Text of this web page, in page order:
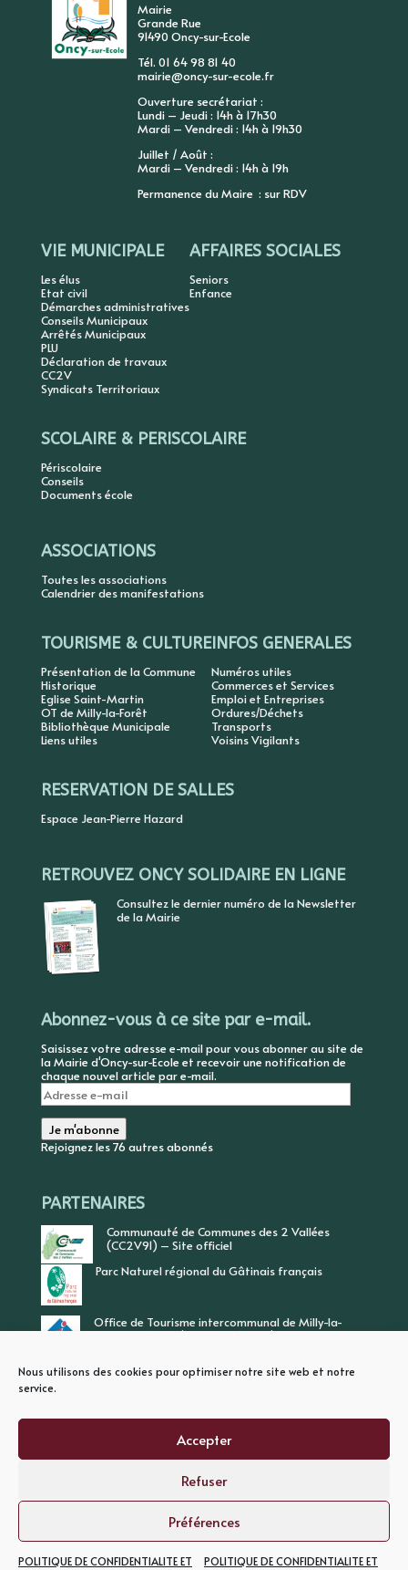
Nous utilisons des cookies pour optimiser notre site web et notre
service.
Accepter
Refuser
Préférences
POLITIQUE DE CONFIDENTIALITE ET POLITIQUE DE CONFIDENTIALITE ET
Mairie
Grande Rue
91490 Oncy-sur-Ecole
Tél. 01 64 98 81 40
mairie@oncy-sur-ecole.fr
Ouverture secrétariat :
Lundi – Jeudi : 14h à 17h30
Mardi – Vendredi : 14h à 19h30
Juillet / Août :
Mardi – Vendredi : 14h à 19h
Permanence du Maire : sur RDV
VIE MUNICIPALE
Les élus
Etat civil
Démarches administratives
Conseils Municipaux
Arrêtés Municipaux
PLU
Déclaration de travaux
CC2V
Syndicats Territoriaux
AFFAIRES SOCIALES
Seniors
Enfance
SCOLAIRE & PERISCOLAIRE
Périscolaire
Conseils
Documents école
ASSOCIATIONS
Toutes les associations
Calendrier des manifestations
TOURISME & CULTURE
Présentation de la Commune
Historique
Eglise Saint-Martin
OT de Milly-la-Forêt
Bibliothèque Municipale
Liens utiles
INFOS GENERALES
Numéros utiles
Commerces et Services
Emploi et Entreprises
Ordures/Déchets
Transports
Voisins Vigilants
RESERVATION DE SALLES
Espace Jean-Pierre Hazard
RETROUVEZ ONCY SOLIDAIRE EN LIGNE
Consultez le dernier numéro de la Newsletter
de la Mairie
Abonnez-vous à ce site par e-mail.
Saisissez votre adresse e-mail pour vous abonner au site de
la Mairie d'Oncy-sur-Ecole et recevoir une notification de
chaque nouvel article par e-mail.
Adresse
e-
mail
Je m'abonne
Rejoignez les 76 autres abonnés
PARTENAIRES
Communauté de Communes des 2 Vallées
(CC2V91) – Site officiel
Parc Naturel régional du Gâtinais français
Office de Tourisme intercommunal de Milly-la-
Forêt, Vallée de l’Ecole, Vallée de l’Essonne
MENTIONS LEGALES
POLITIQUE DE CONFIDENTIALITE